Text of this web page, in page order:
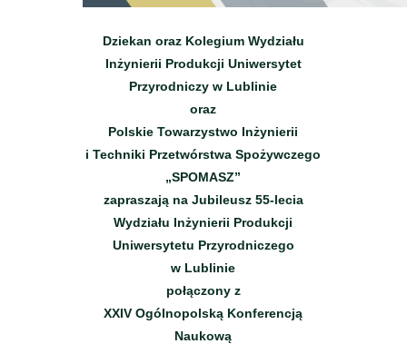
Dziekan oraz Kolegium Wydziału
Inżynierii Produkcji Uniwersytet
Przyrodniczy w Lublinie
oraz
Polskie Towarzystwo Inżynierii
i Techniki Przetwórstwa Spożywczego
„SPOMASZ”
zapraszają na Jubileusz 55-lecia
Wydziału Inżynierii Produkcji
Uniwersytetu Przyrodniczego
w Lublinie
połączony z
XXIV Ogólnopolską Konferencją
Naukową